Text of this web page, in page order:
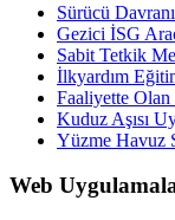
Sürücü
Gezici İSG
Sabit Tetkik
İlkyardım
Faaliyette
Kuduz Aşısı
Yüzme Havuz
Web